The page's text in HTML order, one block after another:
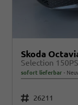
Skoda
sofort lieferbar
Fahrzeugnr. 26211